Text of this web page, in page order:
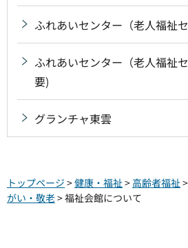
ふれあいセンター（老人福祉
ふれあいセンター（老人福祉
要)
グランチャ東雲
トップページ >健康・福祉 > 高齢者福祉 >
がい・敬老> 福祉会館について